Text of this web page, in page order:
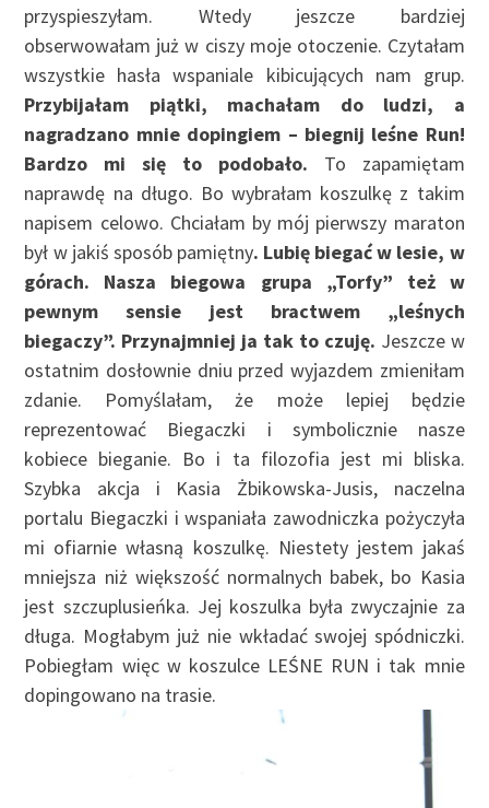
przyspieszyłam. Wtedy jeszcze bardziej
obserwowałam już w ciszy moje otoczenie. Czytałam
wszystkie hasła wspaniale kibicujących nam grup.
Przybijałam piątki, machałam do ludzi, a
nagradzano mnie dopingiem – biegnij leśne Run!
Bardzo mi się to podobało. To zapamiętam
naprawdę na długo. Bo wybrałam koszulkę z takim
napisem celowo. Chciałam by mój pierwszy maraton
był w jakiś sposób pamiętny. Lubię biegać w lesie, w
górach. Nasza biegowa grupa „Torfy” też w
pewnym sensie jest bractwem „leśnych
biegaczy”. Przynajmniej ja tak to czuję. Jeszcze w
ostatnim dosłownie dniu przed wyjazdem zmieniłam
zdanie. Pomyślałam, że może lepiej będzie
reprezentować Biegaczki i symbolicznie nasze
kobiece bieganie. Bo i ta filozofia jest mi bliska.
Szybka akcja i Kasia Żbikowska-Jusis, naczelna
portalu Biegaczki i wspaniała zawodniczka pożyczyła
mi ofiarnie własną koszulkę. Niestety jestem jakaś
mniejsza niż większość normalnych babek, bo Kasia
jest szczuplusieńka. Jej koszulka była zwyczajnie za
długa. Mogłabym już nie wkładać swojej spódniczki.
Pobiegłam więc w koszulce LEŚNE RUN i tak mnie
dopingowano na trasie.